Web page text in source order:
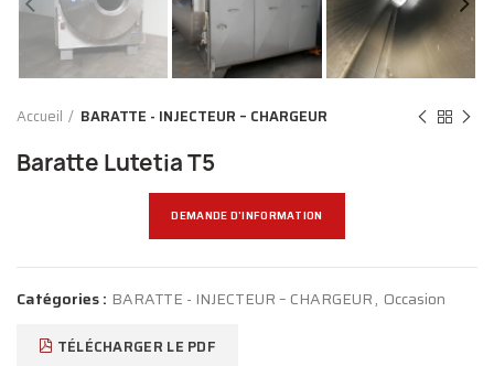
Accueil BARATTE - INJECTEUR – CHARGEUR
Baratte Lutetia T5
DEMANDE D'INFORMATION
Catégories : BARATTE - INJECTEUR – CHARGEUR, Occasion
TÉLÉCHARGER LE PDF